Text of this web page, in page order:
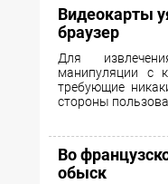
Видеокарты
браузер
Для
манипуляции с
требующие
стороны
Во
обыск